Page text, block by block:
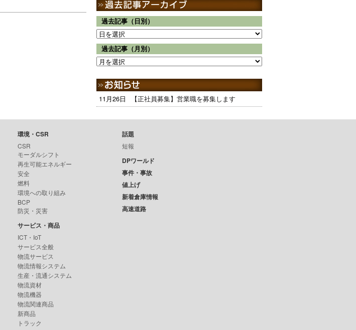
過去記事（日別）
過去記事（月別）
11月26日 【正社員募集】営業職を募集します
環境・CSR
CSR
モーダルシフト
再生可能エネルギー
安全
燃料
環境への取り組み
BCP
防災・災害
サービス・商品
ICT・IoT
サービス全般
物流サービス
物流情報システム
生産・流通システム
物流資材
物流機器
物流関連商品
新商品
トラック
話題
短報
DPワールド
事件・事故
値上げ
新着倉庫情報
高速道路